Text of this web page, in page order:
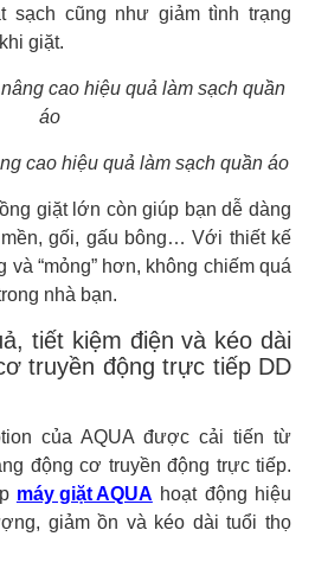
sạch cũng như giảm tình trạng
giặt.
cao hiệu quả làm sạch quần áo
giặt lớn còn giúp bạn dễ dàng
gối, gấu bông… Với thiết kế
và “mỏng” hơn, không chiếm quá
nhà bạn.
tiết kiệm điện và kéo dài
truyền động trực tiếp DD
của AQUA được cải tiến từ
động cơ truyền động trực tiếp.
máy giặt AQUA hoạt động hiệu
giảm ồn và kéo dài tuổi thọ